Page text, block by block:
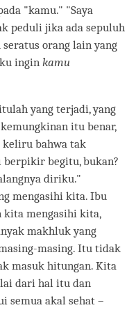
"kamu." "Saya
peduli jika ada sepuluh
orang lain yang
ingin kamu
yang terjadi, yang
itu benar,
bahwa tak
berpikir begitu, bukan?
diriku."
mengasihi kita. Ibu
kita mengasihi kita,
makhluk yang
masing. Itu tidak
masuk hitungan. Kita
dari hal itu dan
semua akal sehat –